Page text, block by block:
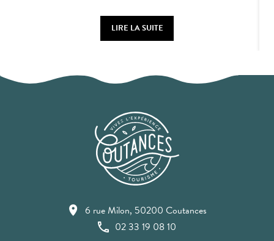
LIRE LA SUITE
6 rue Milon, 50200 Coutances
02 33 19 08 10